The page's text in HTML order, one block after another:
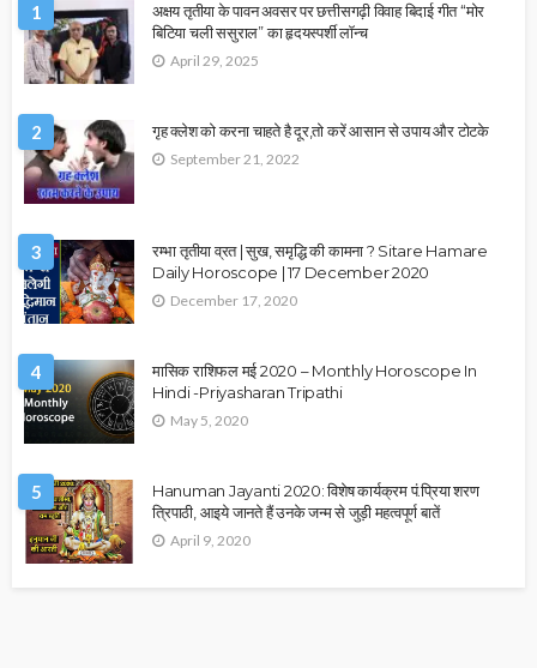
1
अक्षय तृतीया के पावन अवसर पर छत्तीसगढ़ी विवाह बिदाई गीत “मोर
बिटिया चली ससुराल” का हृदयस्पर्शी लॉन्च
April 29, 2025
2 गृह क्लेश को करना चाहते है दूर,तो करें आसान से उपाय और टोटके
September 21, 2022
3
रम्भा तृतीया व्रत | सुख, समृद्धि की कामना ? Sitare Hamare
Daily Horoscope | 17 December 2020
December 17, 2020
4
मासिक राशिफल मई 2020 – Monthly Horoscope In
Hindi -Priyasharan Tripathi
May 5, 2020
5
Hanuman Jayanti 2020: विशेष कार्यक्रम पं.प्रिया शरण
त्रिपाठी, आइये जानते हैं उनके जन्म से जुड़ी महत्वपूर्ण बातें
April 9, 2020